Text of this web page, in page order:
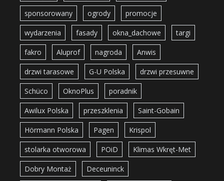
sponsorowany ogrody promocje
wydarzenia fasady okna_dachowe targi
fakro Aluprof nagroda Anwis
drzwi tarasowe G-U Polska drzwi przesuwne
Schüco OknoPlus poradnik
Awilux Polska przeszklenia Saint-Gobain
Hörmann Polska Pagen Krispol
stolarka otworowa POiD Klimas Wkręt-Met
Dobry Montaż Deceuninck